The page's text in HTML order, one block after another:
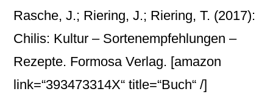
Rasche, J.; Riering, J.; Riering, T. (2017):
Chilis: Kultur – Sortenempfehlungen –
Rezepte. Formosa Verlag. [amazon
link=“393473314X“ title=“Buch“ /]